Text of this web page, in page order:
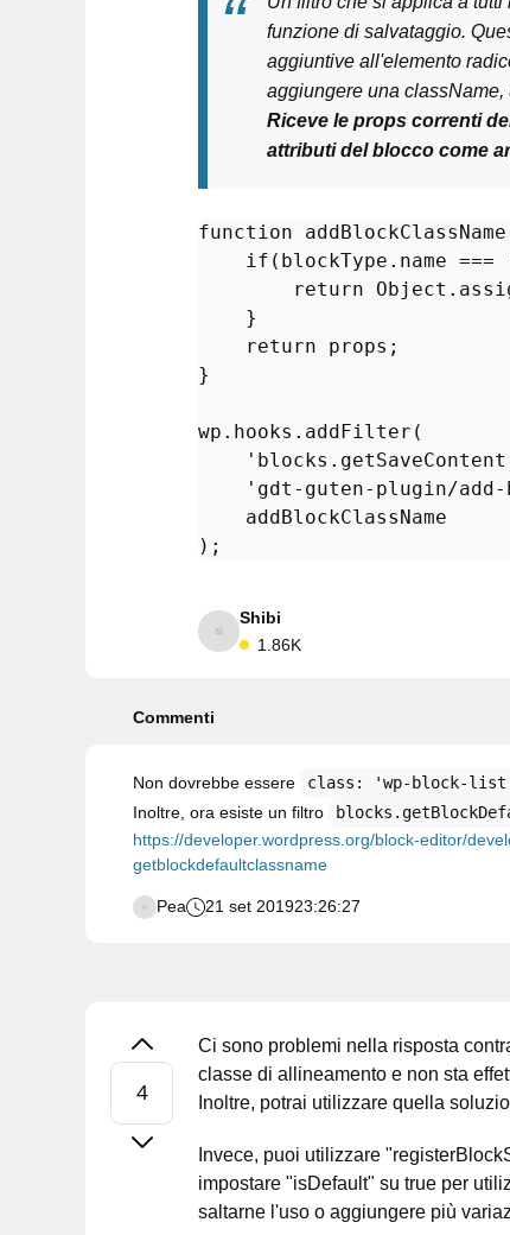
funzione di salvataggio.
aggiuntive all'elemento
aggiungere una
Riceve le props correnti
attributi del blocco come
function addBlockClassName
if (blockType.name ===
return Object.
    }
return props;
}
wp.hooks. addFilter (
'gdt-guten-plugin/add-
    addBlockClassName
Shibi
1.86K
Commenti
Non dovrebbe essere class: 'wp-block-
Inoltre, ora esiste un filtro
https://developer.wordpress.org/block-editor/
getblockdefaultclassname
Pea 21 set 201923:26:27
Ci sono problemi nella risposta
classe di allineamento e non sta
Inoltre, potrai utilizzare quella
Invece, puoi utilizzare
impostare "isDefault" su true per
saltarne l'uso o aggiungere più